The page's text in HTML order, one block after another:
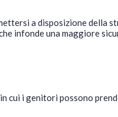
a disposizione della
infonde una maggiore
cui i genitori possono